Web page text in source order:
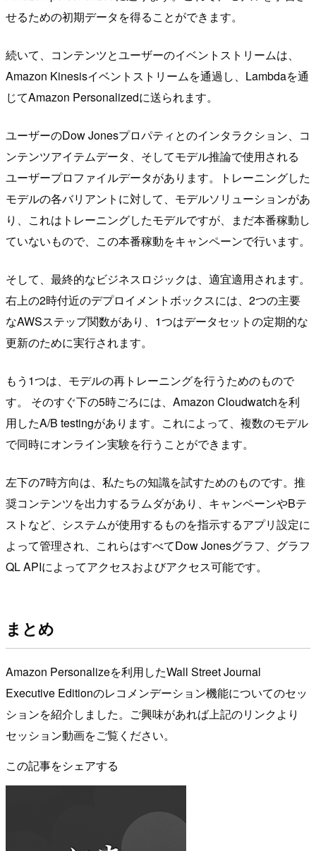
せるための初期データを得ることができます。
続いて、コンテンツとユーザーのイベントストリームは、
Amazon Kinesisイベントストリームを通過し、Lambdaを通
じてAmazon Personalizedに送られます。
ユーザーのDow Jonesプロパティとのインタラクション、コ
ンテンツアイテムデータ、そしてモデル推論で使用される
ユーザープロファイルデータがあります。トレーニングした
モデルの各バリアントに対して、モデルソリューションがあ
り、これはトレーニングしたモデルですが、まだ本番稼動し
ていないもので、この本番稼動をキャンペーンで行います。
そして、最終的なビジネスロジックは、適宜適用されます。
右上の2時付近のデプロイメントボックスには、2つの主要
なAWSステップ関数があり、1つはデータセットの定期的な
更新のために実行されます。
もう1つは、モデルの再トレーニングを行うためのもので
す。 そのすぐ下の5時ごろには、Amazon Cloudwatchを利
用したA/B testingがあります。これによって、複数のモデル
で同時にオンライン実験を行うことができます。
左下の7時方向は、私たちの知識を試すためのものです。推
奨コンテンツを出力するラムダがあり、キャンペーンやBテ
ストなど、システムが使用するものを指示するアプリ設定に
よって管理され、これらはすべてDow Jonesグラフ、グラフ
QL APIによってアクセスおよびアクセス可能です。
まとめ
Amazon Personalizeを利用したWall Street Journal
Executive Editionのレコメンデーション機能についてのセッ
ションを紹介しました。ご興味があれば上記のリンクより
セッション動画をご覧ください。
この記事をシェアする